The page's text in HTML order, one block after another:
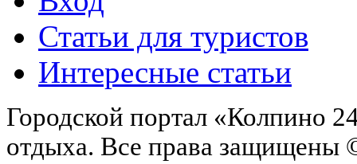
Статьи для туристов
Интересные статьи
Городской портал «Колпино
отдыха. Все права защищены